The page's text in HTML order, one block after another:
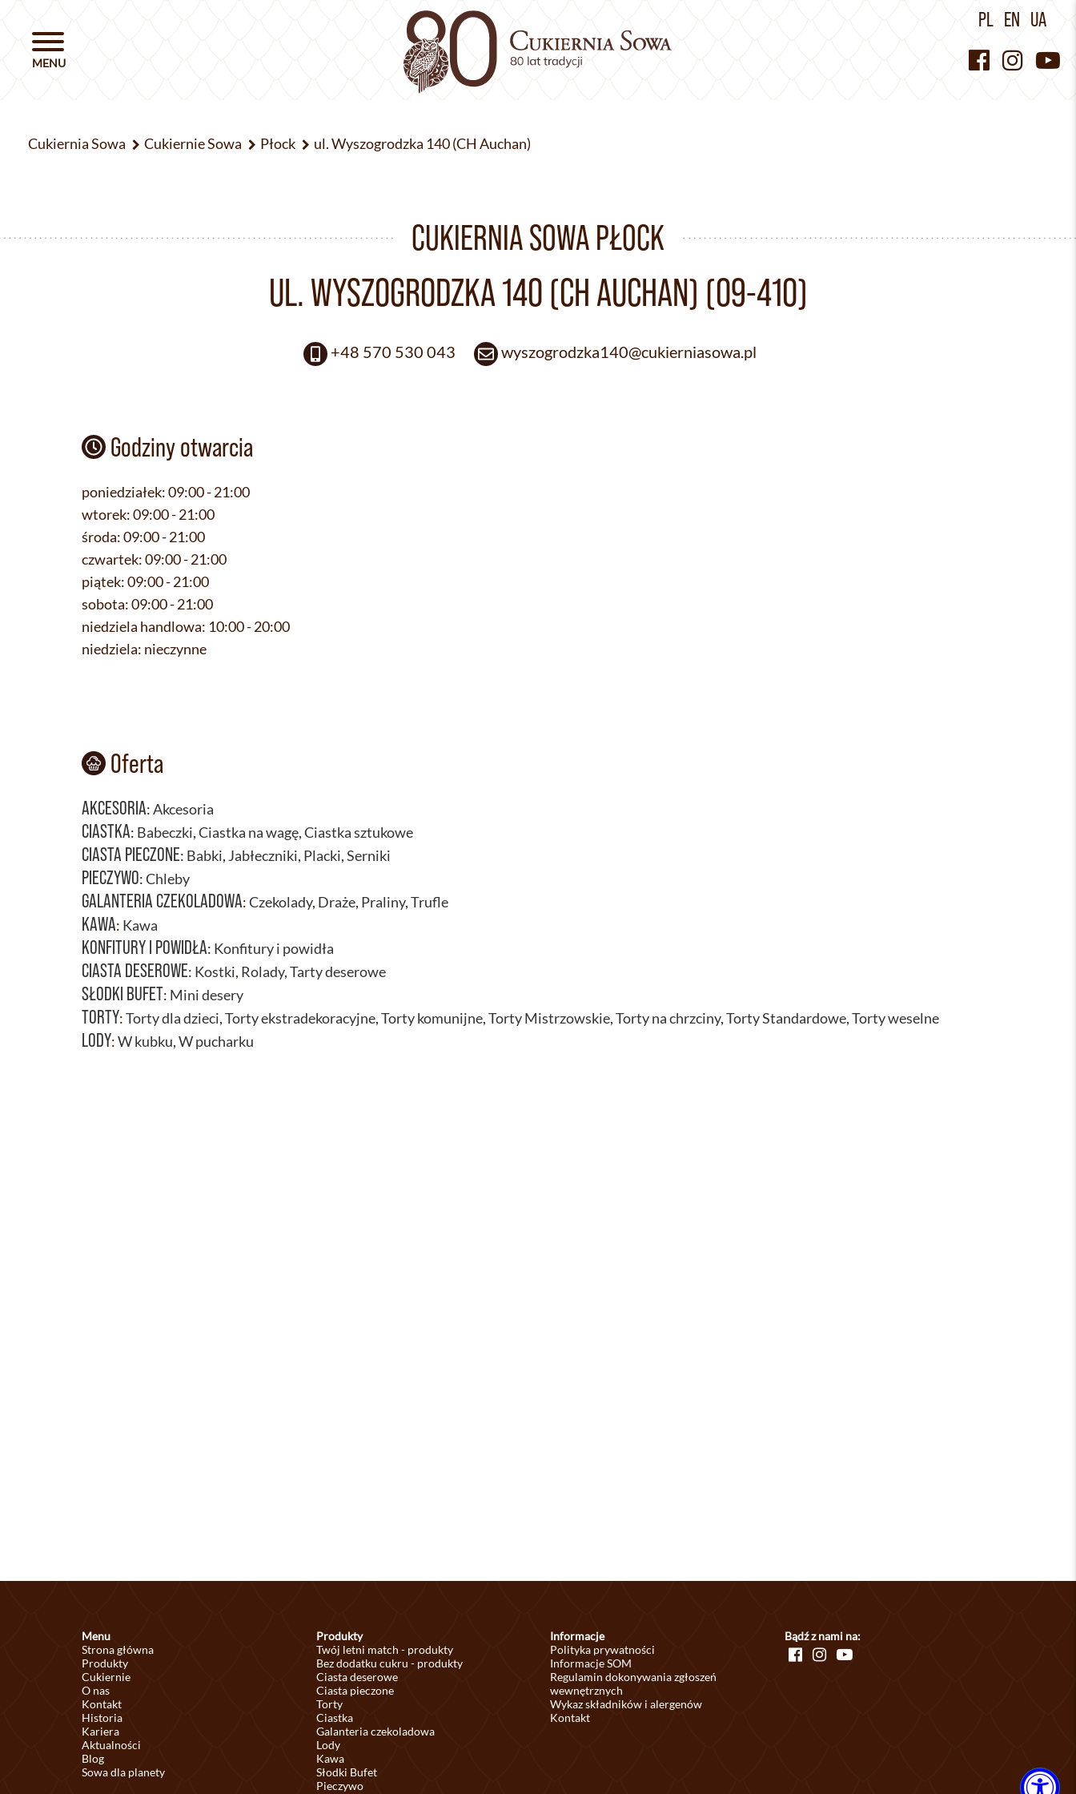
PL EN UA
Cukiernia Sowa Cukiernie Sowa Płock ul. Wyszogrodzka 140 (CH Auchan)
CUKIERNIA SOWA PŁOCK
UL. WYSZOGRODZKA 140 (CH AUCHAN) (09-410)
+48 570 530 043 wyszogrodzka140@cukierniasowa.pl
Godziny otwarcia
poniedziałek:09:00 - 21:00
wtorek:09:00 - 21:00
środa:09:00 - 21:00
czwartek:09:00 - 21:00
piątek:09:00 - 21:00
sobota:09:00 - 21:00
niedziela handlowa: 10:00 - 20:00
niedziela: nieczynne
Oferta
AKCESORIA:Akcesoria
CIASTKA: Babeczki,Ciastka na wagę,Ciastka sztukowe
CIASTA PIECZONE: Babki, Jabłeczniki, Placki,Serniki
PIECZYWO:Chleby
GALANTERIA CZEKOLADOWA:Czekolady, Draże, Praliny,Trufle
KAWA: Kawa
KONFITURY I POWIDŁA: Konfitury i powidła
CIASTA DESEROWE: Kostki, Rolady,Tarty deserowe
SŁODKI BUFET: Mini desery
TORTY:Torty dla dzieci,Torty ekstradekoracyjne,Torty komunijne,Torty Mistrzowskie,Torty na chrzciny,Torty Standardowe,Torty weselne
LODY:W kubku,W pucharku
Menu
Strona główna
Produkty
Cukiernie
O nas
Kontakt
Historia
Kariera
Aktualności
Blog
Sowa dla planety
Produkty
Twój letni match - produkty
Bez dodatku cukru - produkty
Ciasta deserowe
Ciasta pieczone
Torty
Ciastka
Galanteria czekoladowa
Lody
Kawa
Słodki Bufet
Pieczywo
Informacje
Polityka prywatności
Informacje SOM
Regulamin dokonywania zgłoszeń
wewnętrznych
Wykaz składników i alergenów
Kontakt
Bądź z nami na: